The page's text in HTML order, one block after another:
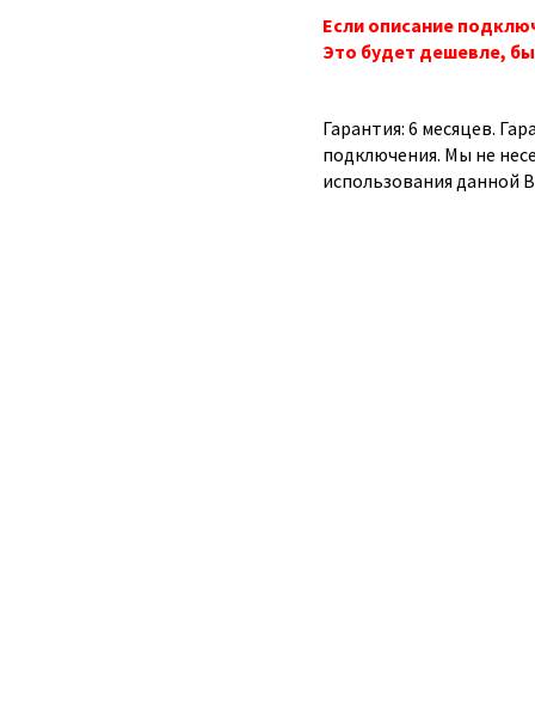
Если описание
Это будет дешевле,
Гарантия: 6 месяцев.
подключения. Мы не
использования данной